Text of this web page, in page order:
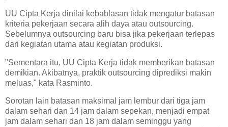
UU Cipta Kerja dinilai kebablasan tidak mengatur batasan
kriteria pekerjaan secara alih daya atau outsourcing.
Sebelumnya outsourcing baru bisa jika pekerjaan terlepas
dari kegiatan utama atau kegiatan produksi.
"Sementara itu, UU Cipta Kerja tidak memberikan batasan
demikian. Akibatnya, praktik outsourcing diprediksi makin
meluas," kata Rasminto.
Sorotan lain batasan maksimal jam lembur dari tiga jam
dalam sehari dan 14 jam dalam sepekan, menjadi empat
jam dalam sehari dan 18 jam dalam seminggu yang